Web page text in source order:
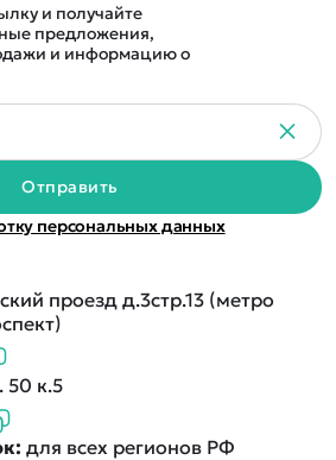
проезд д.3стр.13 (метро
50 к.5
для всех регионов РФ
и получайте
предложения,
и информацию о
Отправить
персональных данных